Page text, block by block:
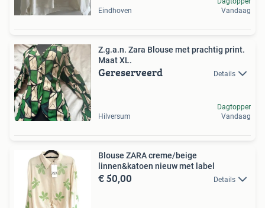
Eindhoven
Vandaag
Z.g.a.n. Zara Blouse met prachtig print.
Maat XL.
Gereserveerd Details
Hilversum
Dagtopper
Vandaag
Blouse ZARA creme/beige
linnen&katoen nieuw met label
€ 50,00 Details